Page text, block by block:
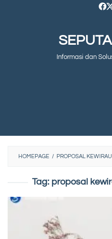
Informasi dan
HOMEPAGE / PROPOSAL
Tag: proposal